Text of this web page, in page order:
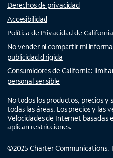
Derechos de privacidad
Accesibilidad
Política de Privacidad de California
No vender ni compartir mi
publicidad dirigida
Consumidores de California:
personal sensible
No todos los productos, precios y
todas las áreas. Los precios y las
Velocidades de Internet basadas
aplican restricciones.
©2025 Charter Communications.